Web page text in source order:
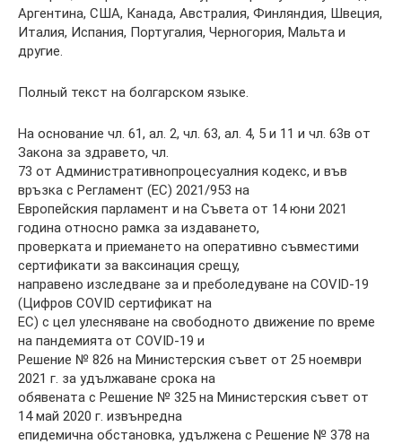
Аргентина, США, Канада, Австралия, Финляндия, Швеция,
Италия, Испания, Португалия, Черногория, Мальта и
другие.
Полный текст на болгарском языке.
На основание чл. 61, ал. 2, чл. 63, ал. 4, 5 и 11 и чл. 63в от
Закона за здравето, чл.
73 от Административнопроцесуалния кодекс, и във
връзка с Регламент (ЕС) 2021/953 на
Европейския парламент и на Съвета от 14 юни 2021
година относно рамка за издаването,
проверката и приемането на оперативно съвместими
сертификати за ваксинация срещу,
направено изследване за и преболедуване на COVID-19
(Цифров COVID сертификат на
ЕС) с цел улесняване на свободното движение по време
на пандемията от COVID-19 и
Решение № 826 на Министерския съвет от 25 ноември
2021 г. за удължаване срока на
обявената с Решение № 325 на Министерския съвет от
14 май 2020 г. извънредна
епидемична обстановка, удължена с Решение № 378 на